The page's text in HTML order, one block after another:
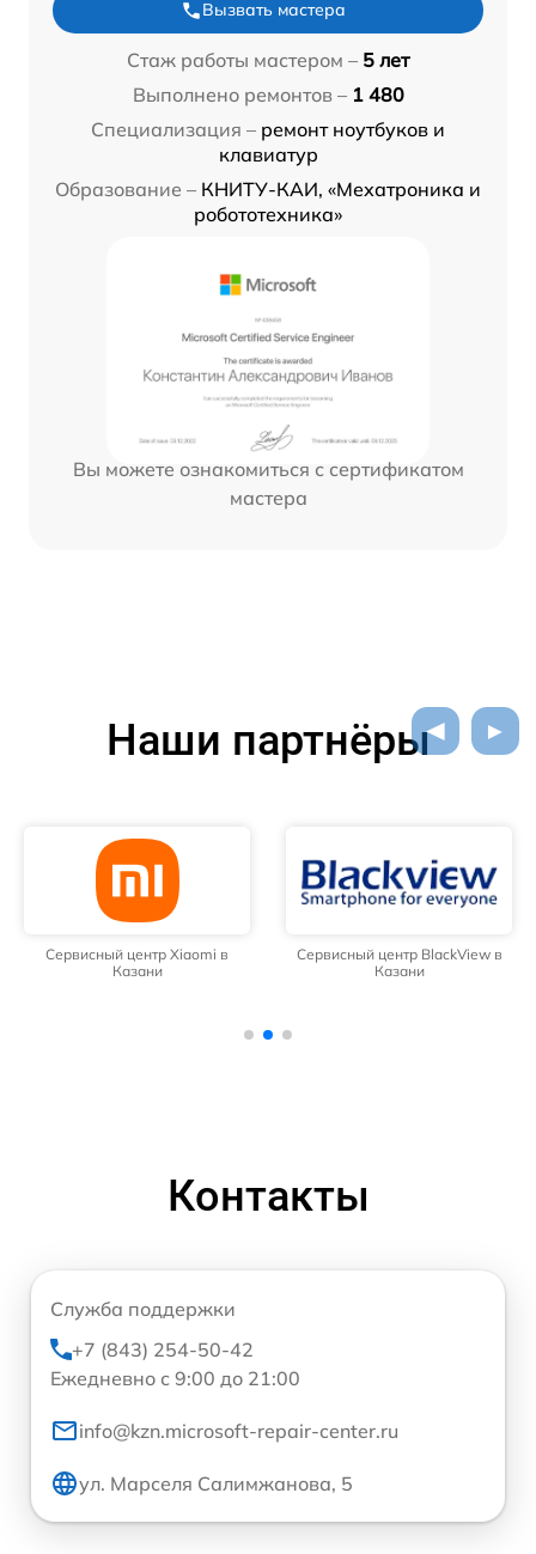
Вызвать мастера
Стаж работы мастером – 5 лет
Выполнено ремонтов – 1 480
Специализация – ремонт ноутбуков и
клавиатур
Образование – КНИТУ-КАИ, «Мехатроника и
робототехника»
Вы можете ознакомиться с сертификатом
мастера
Наши партнёры
Сервисный центр Xiaomi в
Казани
Сервисный центр BlackView в
Казани
Контакты
Служба поддержки
+7 (843) 254-50-42
Ежедневно с 9:00 до 21:00
info@kzn.microsoft-repair-center.ru
ул. Марселя Салимжанова, 5